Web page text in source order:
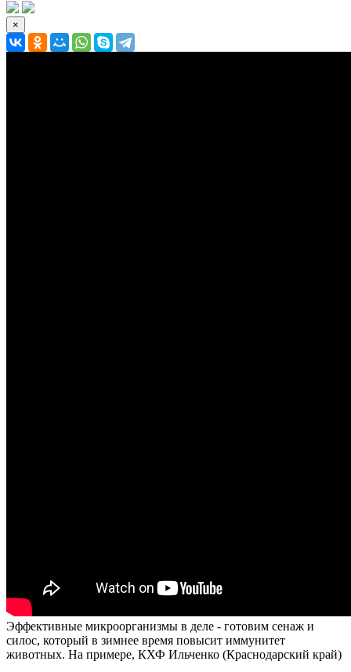
×
Эффективные микроорганизмы в деле - готовим сенаж и
силос, который в зимнее время повысит иммунитет
животных. На примере, КХФ Ильченко (Краснодарский край)